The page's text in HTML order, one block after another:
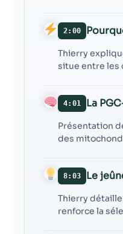
2:00
Thierry
situe entre les
4:01 La
Présentation
des
8:03 Le
Thierry détaille
renforce la